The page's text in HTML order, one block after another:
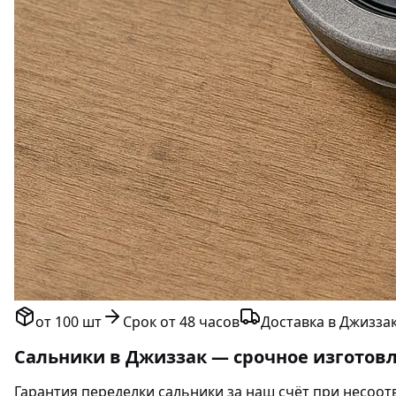
от 100 шт Срок от 48 часов Доставка в
Сальники в Джиззак — срочное
Гарантия переделки сальники за наш счёт при